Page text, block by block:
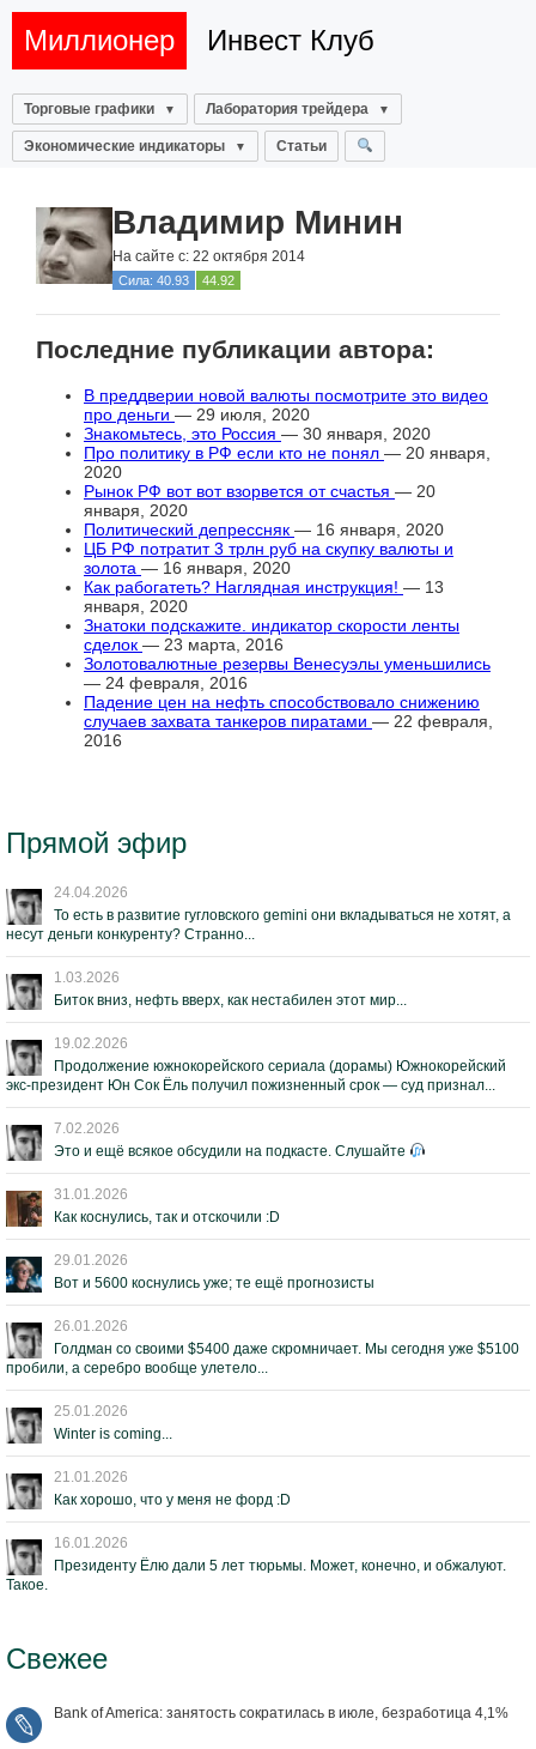
Миллионер Инвест Клуб
Торговые графики Лаборатория трейдера
Экономические индикаторы Статьи
Владимир Минин
На сайте с: 22 октября 2014
Сила: 40.93 44.92
Последние публикации автора:
В преддверии новой валюты посмотрите это видео
про деньги — 29 июля, 2020
Знакомьтесь, это Россия — 30 января, 2020
Про политику в РФ если кто не понял — 20 января,
2020
Рынок РФ вот вот взорвется от счастья — 20
января, 2020
Политический депрессняк — 16 января, 2020
ЦБ РФ потратит 3 трлн руб на скупку валюты и
золота — 16 января, 2020
Как рабогатеть? Наглядная инструкция! — 13
января, 2020
Знатоки подскажите. индикатор скорости ленты
сделок — 23 марта, 2016
Золотовалютные резервы Венесуэлы уменьшились
— 24 февраля, 2016
Падение цен на нефть способствовало снижению
случаев захвата танкеров пиратами — 22 февраля,
2016
Прямой эфир
24.04.2026
То есть в развитие гугловского gemini они вкладываться не хотят, а
несут деньги конкуренту? Странно...
1.03.2026
Биток вниз, нефть вверх, как нестабилен этот мир...
19.02.2026
Продолжение южнокорейского сериала (дорамы) Южнокорейский
экс-президент Юн Сок Ёль получил пожизненный срок — суд признал...
7.02.2026
Это и ещё всякое обсудили на подкасте. Слушайте
31.01.2026
Как коснулись, так и отскочили :D
29.01.2026
Вот и 5600 коснулись уже; те ещё прогнозисты
26.01.2026
Голдман со своими $5400 даже скромничает. Мы сегодня уже $5100
пробили, а серебро вообще улетело...
25.01.2026
Winter is coming...
21.01.2026
Как хорошо, что у меня не форд :D
16.01.2026
Президенту Ёлю дали 5 лет тюрьмы. Может, конечно, и обжалуют.
Такое.
Свежее
Bank of America: занятость сократилась в июле, безработица 4,1%